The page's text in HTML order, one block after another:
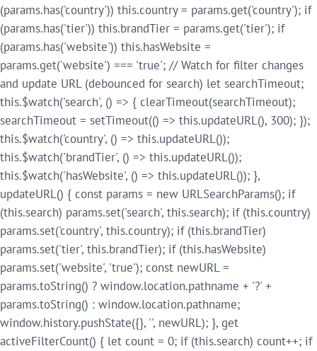
(params.has('country')) this.country = params.get('country'); if
(params.has('tier')) this.brandTier = params.get('tier'); if
(params.has('website')) this.hasWebsite =
params.get('website') === 'true'; // Watch for filter changes
and update URL (debounced for search) let searchTimeout;
this.$watch('search', () => { clearTimeout(searchTimeout);
searchTimeout = setTimeout(() => this.updateURL(), 300); });
this.$watch('country', () => this.updateURL());
this.$watch('brandTier', () => this.updateURL());
this.$watch('hasWebsite', () => this.updateURL()); },
updateURL() { const params = new URLSearchParams(); if
(this.search) params.set('search', this.search); if (this.country)
params.set('country', this.country); if (this.brandTier)
params.set('tier', this.brandTier); if (this.hasWebsite)
params.set('website', 'true'); const newURL =
params.toString() ? window.location.pathname + '?' +
params.toString() : window.location.pathname;
window.history.pushState({}, '', newURL); }, get
activeFilterCount() { let count = 0; if (this.search) count++; if